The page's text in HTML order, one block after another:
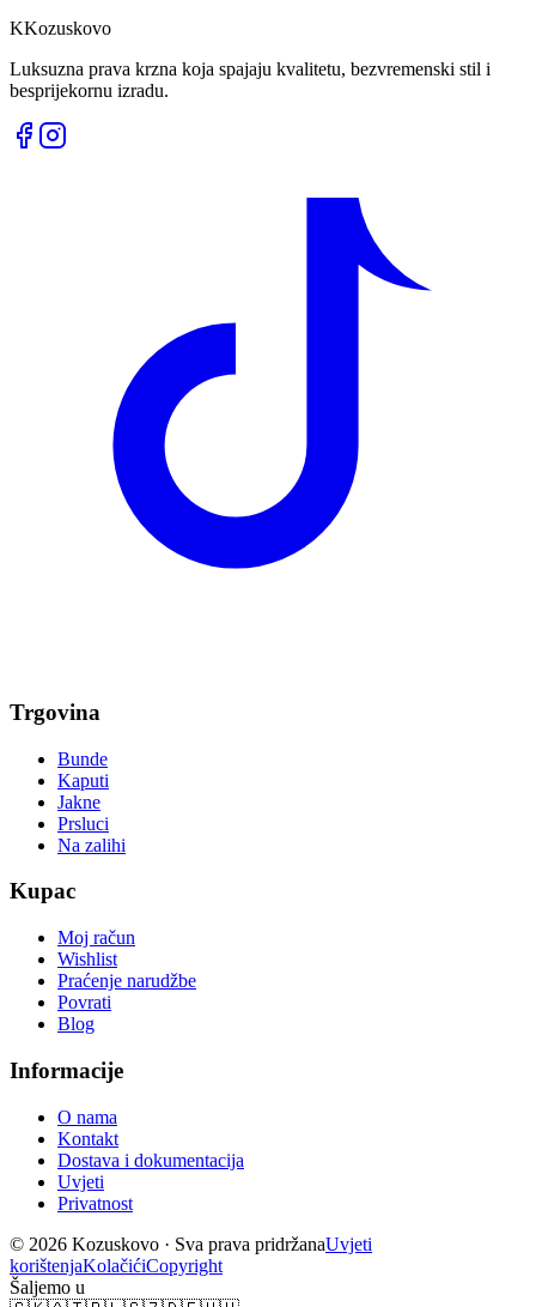
KKozuskovo
Luksuzna prava krzna koja spajaju kvalitetu, bezvremenski stil i
besprijekornu izradu.
Trgovina
Bunde
Kaputi
Jakne
Prsluci
Na zalihi
Kupac
Moj račun
Wishlist
Praćenje narudžbe
Povrati
Blog
Informacije
O nama
Kontakt
Dostava i dokumentacija
Uvjeti
Privatnost
© 2026 Kozuskovo · Sva prava pridržanaUvjeti
korištenjaKolačićiCopyright
Šaljemo u